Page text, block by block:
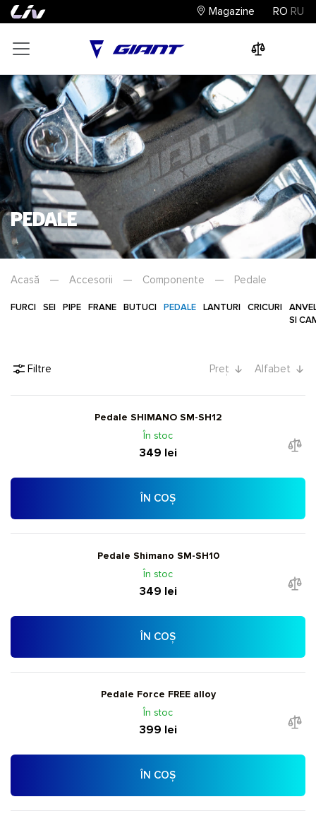
Magazine RO RU
Pedale
Acasă — Accesorii — Componente — Pedale
FURCI SEI PIPE FRANE BUTUCI PEDALE LANTURI CRICURI
SI
Filtre Preț Alfabet
Pedale SHIMANO SM-SH12
În stoc
349 lei
ÎN COȘ
Pedale Shimano SM-SH10
În stoc
349 lei
ÎN COȘ
Pedale Force FREE alloy
În stoc
399 lei
ÎN COȘ